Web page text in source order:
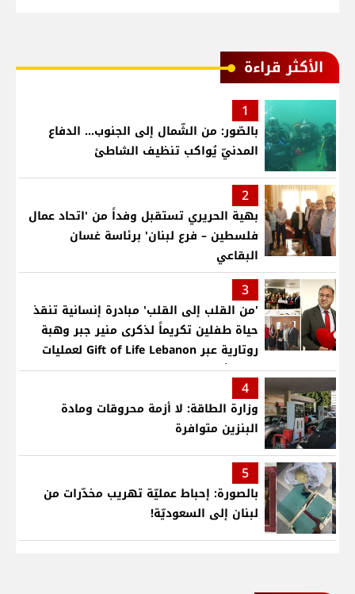
الأكثر قراءة
1
بالصّور: من الشّمال إلى الجنوب... الدفاع
المدنيّ يُواكب تنظيف الشاطئ
2
بهية الحريري تستقبل وفداً من 'اتحاد عمال
فلسطين – فرع لبنان' برئاسة غسان
البقاعي
3
'من القلب إلى القلب' مبادرة إنسانية تنقذ
حياة طفلين تكريماً لذكرى منير جبر وهبة
روتارية عبر Gift of Life Lebanon لعمليات
قلب لأطفال في مستشفى حمود الجامعي
4
وزارة الطاقة: لا أزمة محروقات ومادة
البنزين متوافرة
5
بالصورة: إحباط عمليّة تهريب مخدّرات من
لبنان إلى السعوديّة!